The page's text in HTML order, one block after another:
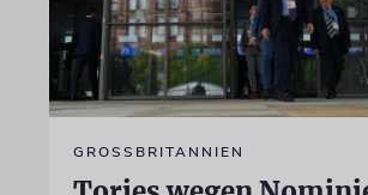
GROSSBRITANNIEN